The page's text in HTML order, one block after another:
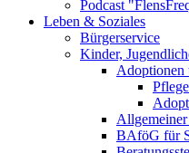
Podcast
Leben & Soziales
Bürgerservice
Kinder,
Adoptionen
BAföG für